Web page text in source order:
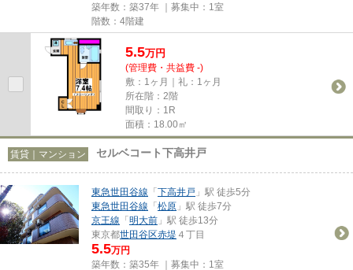
築年数：築37年 ｜募集中： 1室
階数：4階建
5.5万円
(管理費・共益費 -)
敷：1ヶ月｜礼：1ヶ月
所在階：2階
間取り：1R
面積：18.00㎡
賃貸｜マンション セルベコート下高井戸
東急世田谷線 「下高井戸 」駅 徒歩5分
東急世田谷線 「松原 」駅 徒歩7分
京王線 「明大前 」駅 徒歩13分
東京都世田谷区赤堤 ４丁目
5.5万円
築年数：築35年 ｜募集中： 1室